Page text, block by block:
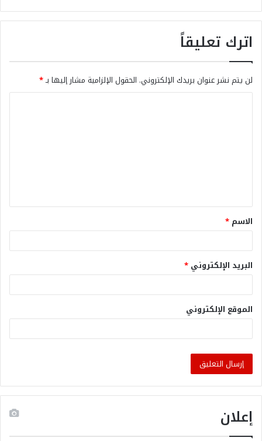
اترك تعليقاً
لن يتم نشر عنوان بريدك الإلكتروني. الحقول الإلزامية مشار إليها بـ*
الاسم *
البريد الإلكتروني *
الموقع الإلكتروني
إعلان